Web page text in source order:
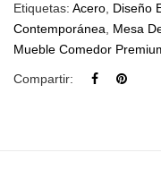
Etiquetas: Acero Diseño
Contemporánea
Mesa
Mueble Comedor
Compartir: